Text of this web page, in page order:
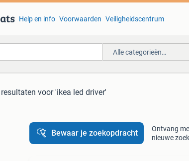
Help en info Voorwaarden Veiligheidscentrum
Alle categorieën…
voor 'ikea led driver'
Bewaar je zoekopdracht
Ontvang
nieuwe